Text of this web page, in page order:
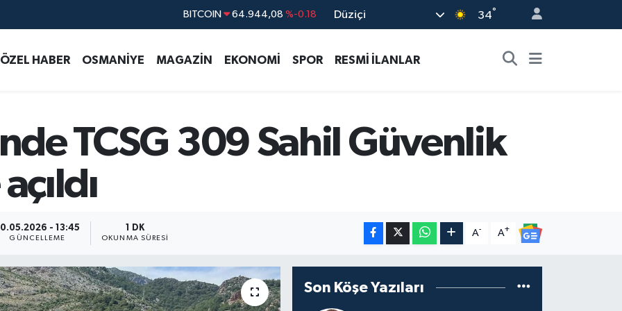
47,7436
Düziçi 34°
ÖZEL HABER OSMANİYE MAGAZİN EKONOMİ SPOR RESMİ İLANLAR
TCSG 309 Sahil Güvenlik
- 13:45
GÜNCELLEME
1 DK
OKUNMA SÜRESI
A- A+
Son Köşe Yazıları